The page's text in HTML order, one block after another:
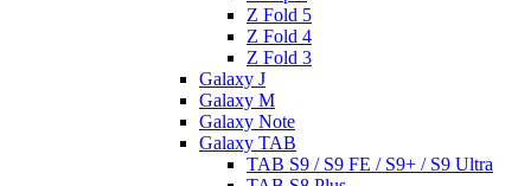
Z Fold 5
Z Fold 4
Z Fold 3
Galaxy J
Galaxy M
Galaxy Note
Galaxy TAB
TAB S9 / S9 FE / S9+ / S9 Ultra